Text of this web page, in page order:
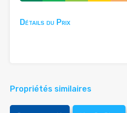
Détails du Prix
Propriétés similaires